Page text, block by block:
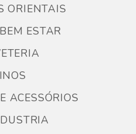
ORIENTAIS
ESTAR
ACESSÓRIOS